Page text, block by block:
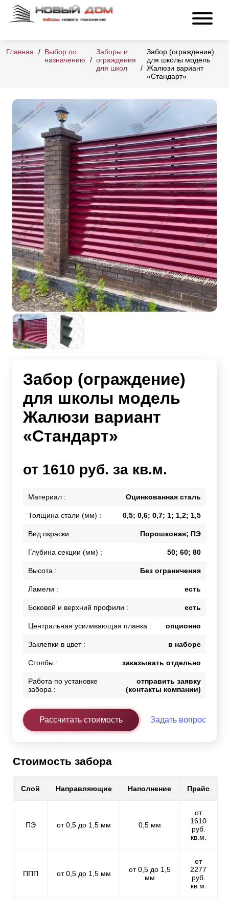
Главная
Выбор по
назначению
Заборы и
ограждения
для школ
Забор (ограждение)
для школы модель
Жалюзи вариант
«Стандарт»
Забор (ограждение)
для школы модель
Жалюзи вариант
«Стандарт»
от 1610 руб. за кв.м.
Материал : Оцинкованная сталь
Толщина стали (мм) : 0,5; 0,6; 0,7; 1; 1,2; 1,5
Вид окраски : Порошковая; ПЭ
Глубина секции (мм) : 50; 60; 80
Высота : Без ограничения
Ламели : есть
Боковой и верхний профили : есть
Центральная усиливающая планка : опционно
Заклепки в цвет : в наборе
Столбы : заказывать отдельно
Работа по установке
забора :
отправить заявку
(контакты компании)
Рассчитать стоимость Задать вопрос
Стоимость забора
Слой Направляющие Наполнение Прайс
ПЭ от 0,5 до 1,5 мм 0,5 мм
от
1610
руб.
кв.м.
ППП от 0,5 до 1,5 мм
от 0,5 до 1,5
мм
от
2277
руб.
кв.м.